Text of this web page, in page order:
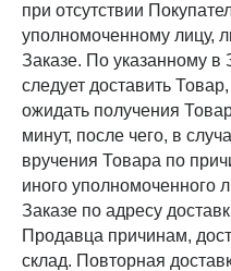
при отсутствии
уполномоченному лицу,
Заказе. По указанному в
следует доставить
ожидать получения
минут, после чего, в
вручения Товара по
иного уполномоченного
Заказе по адресу
Продавца причинам,
склад. Повторная